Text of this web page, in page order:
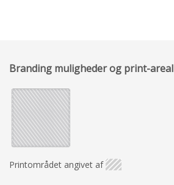
Branding muligheder og print-areal
Printområdet angivet af